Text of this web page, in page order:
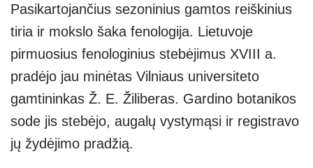
Pasikartojančius sezoninius gamtos reiškinius
tiria ir mokslo šaka fenologija. Lietuvoje
pirmuosius fenologinius stebėjimus XVIII a.
pradėjo jau minėtas Vilniaus universiteto
gamtininkas Ž. E. Žiliberas. Gardino botanikos
sode jis stebėjo, augalų vystymąsi ir registravo
jų žydėjimo pradžią.